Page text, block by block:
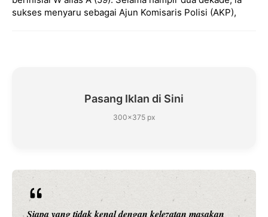
sukses menyaru sebagai Ajun Komisaris Polisi (AKP),
Pasang Iklan di Sini
300×375 px
Siapa yang tidak kenal dengan kelezatan masakan